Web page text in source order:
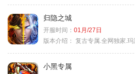
归隐之城
开服时间： 01月/27日
版本介绍： 复古专属.全网独家.玛
小黑专属